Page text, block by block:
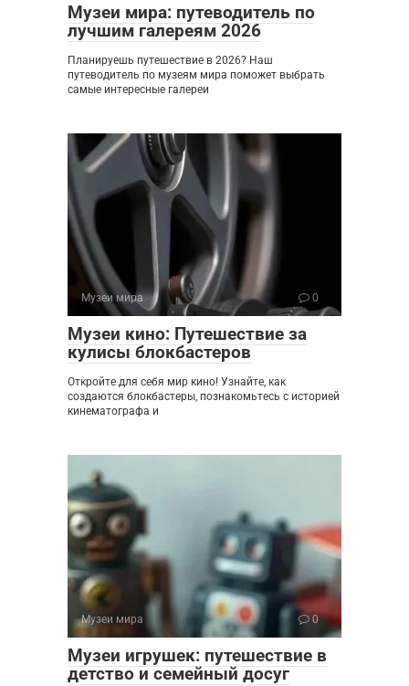
Музеи мира: путеводитель по
лучшим галереям 2026
Планируешь путешествие в 2026? Наш
путеводитель по музеям мира поможет выбрать
самые интересные галереи
Музеи мира 0
Музеи кино: Путешествие за
кулисы блокбастеров
Откройте для себя мир кино! Узнайте, как
создаются блокбастеры, познакомьтесь с историей
кинематографа и
Музеи мира 0
Музеи игрушек: путешествие в
детство и семейный досуг